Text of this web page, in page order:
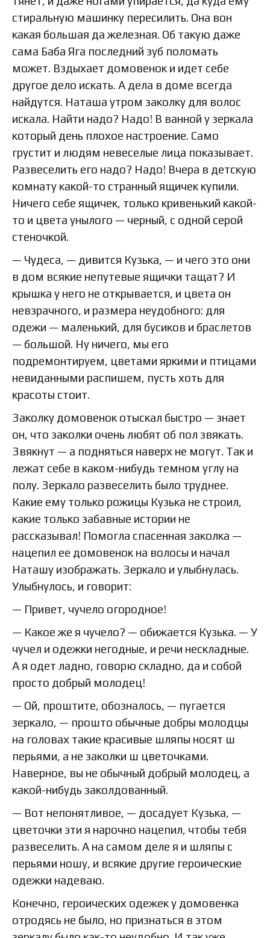
стиральную машинку пересилить. Она вон
какая большая да железная. Об такую даже
сама Баба Яга последний зуб поломать
может. Вздыхает домовенок и идет себе
другое дело искать. А дела в доме всегда
найдутся. Наташа утром заколку для волос
искала. Найти надо? Надо! В ванной у зеркала
который день плохое настроение. Само
грустит и людям невеселые лица показывает.
Развеселить его надо? Надо! Вчера в детскую
комнату какой-то странный ящичек купили.
Ничего себе ящичек, только кривенький какой-
то и цвета унылого — черный, с одной серой
стеночкой.
— Чудеса, — дивится Кузька, — и чего это они
в дом всякие непутевые ящички тащат? И
крышка у него не открывается, и цвета он
невзрачного, и размера неудобного: для
одежи — маленький, для бусиков и браслетов
— большой. Ну ничего, мы его
подремонтируем, цветами яркими и птицами
невиданными распишем, пусть хоть для
красоты стоит.
Заколку домовенок отыскал быстро — знает
он, что заколки очень любят об пол звякать.
Звякнут — а подняться наверх не могут. Так и
лежат себе в каком-нибудь темном углу на
полу. Зеркало развеселить было труднее.
Какие ему только рожицы Кузька не строил,
какие только забавные истории не
рассказывал! Помогла спасенная заколка —
нацепил ее домовенок на волосы и начал
Наташу изображать. Зеркало и улыбнулась.
Улыбнулось, и говорит:
— Привет, чучело огородное!
— Какое же я чучело? — обижается Кузька. — У
чучел и одежки негодные, и речи нескладные.
А я одет ладно, говорю складно, да и собой
просто добрый молодец!
— Ой, проштите, обозналось, — пугается
зеркало, — прошто обычные добры молодцы
на головах такие красивые шляпы носят ш
перьями, а не заколки ш цветочками.
Наверное, вы не обычный добрый молодец, а
какой-нибудь заколдованный.
— Вот непонятливое, — досадует Кузька, —
цветочки эти я нарочно нацепил, чтобы тебя
развеселить. А на самом деле я и шляпы с
перьями ношу, и всякие другие героические
одежки надеваю.
Конечно, героических одежек у домовенка
отродясь не было, но признаться в этом